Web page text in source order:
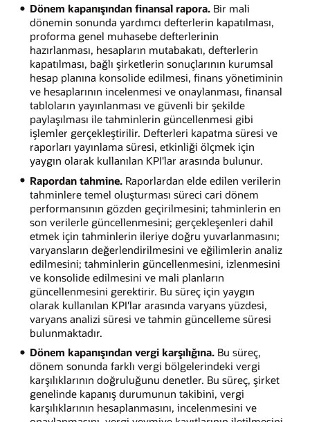
Dönem kapanışından finansal rapora.Bir mali
dönemin sonunda yardımcı defterlerin kapatılması,
proforma genel muhasebe defterlerinin
hazırlanması, hesapların mutabakatı, defterlerin
kapatılması, bağlı şirketlerin sonuçlarının kurumsal
hesap planına konsolide edilmesi, finans yönetiminin
ve hesaplarının incelenmesi ve onaylanması, finansal
tabloların yayınlanması ve güvenli bir şekilde
paylaşılması ile tahminlerin güncellenmesi gibi
işlemler gerçekleştirilir. Defterleri kapatma süresi ve
raporları yayınlama süresi, etkinliği ölçmek için
yaygın olarak kullanılan KPI'lar arasında bulunur.
Rapordan tahmine.Raporlardan elde edilen verilerin
tahminlere temel oluşturması süreci cari dönem
performansının gözden geçirilmesini; tahminlerin en
son verilerle güncellenmesini; gerçekleşenleri dahil
etmek için tahminlerin ileriye doğru yuvarlanmasını;
varyansların değerlendirilmesini ve eğilimlerin analiz
edilmesini; tahminlerin güncellenmesini, izlenmesini
ve konsolide edilmesini ve mali planların
güncellenmesini gerektirir. Bu süreç için yaygın
olarak kullanılan KPI'lar arasında varyans yüzdesi,
varyans analizi süresi ve tahmin güncelleme süresi
bulunmaktadır.
Dönem kapanışından vergi karşılığına.Bu süreç,
dönem sonunda farklı vergi bölgelerindeki vergi
karşılıklarının doğruluğunu denetler. Bu süreç, şirket
genelinde kapanış durumunun takibini, vergi
karşılıklarının hesaplanmasını, incelenmesini ve